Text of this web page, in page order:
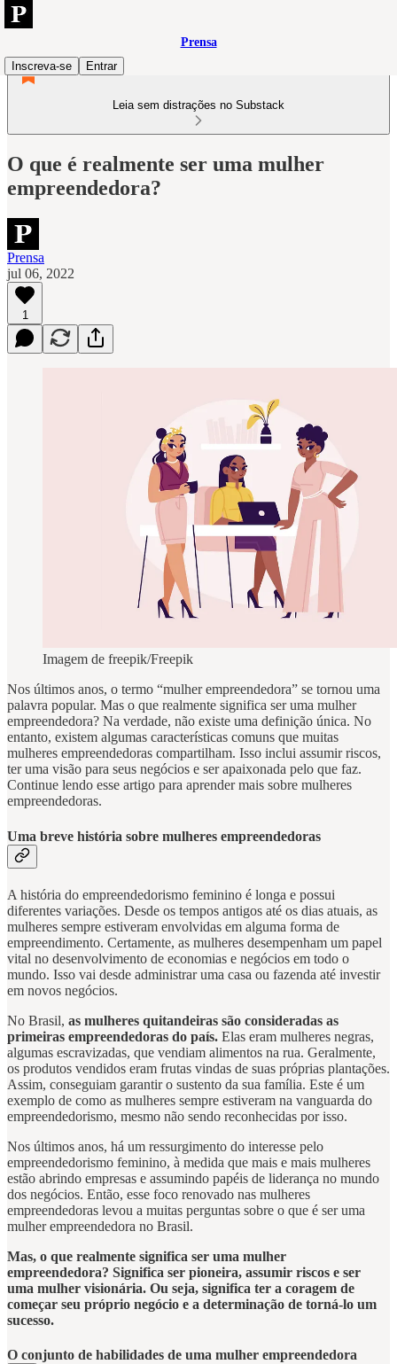
Prensa
Inscreva-se
Entrar
Leia sem distrações no Substack
O que é realmente ser uma mulher
empreendedora?
Prensa
jul 06, 2022
1
Imagem de freepik/Freepik
Nos últimos anos, o termo “mulher empreendedora” se tornou uma
palavra popular. Mas o que realmente significa ser uma mulher
empreendedora? Na verdade, não existe uma definição única. No
entanto, existem algumas características comuns que muitas
mulheres empreendedoras compartilham. Isso inclui assumir riscos,
ter uma visão para seus negócios e ser apaixonada pelo que faz.
Continue lendo esse artigo para aprender mais sobre mulheres
empreendedoras.
Uma breve história sobre mulheres empreendedoras
A história do empreendedorismo feminino é longa e possui
diferentes variações. Desde os tempos antigos até os dias atuais, as
mulheres sempre estiveram envolvidas em alguma forma de
empreendimento. Certamente, as mulheres desempenham um papel
vital no desenvolvimento de economias e negócios em todo o
mundo. Isso vai desde administrar uma casa ou fazenda até investir
em novos negócios.
No Brasil, as mulheres quitandeiras são consideradas as
primeiras empreendedoras do país. Elas eram mulheres negras,
algumas escravizadas, que vendiam alimentos na rua. Geralmente,
os produtos vendidos eram frutas vindas de suas próprias plantações.
Assim, conseguiam garantir o sustento da sua família. Este é um
exemplo de como as mulheres sempre estiveram na vanguarda do
empreendedorismo, mesmo não sendo reconhecidas por isso.
Nos últimos anos, há um ressurgimento do interesse pelo
empreendedorismo feminino, à medida que mais e mais mulheres
estão abrindo empresas e assumindo papéis de liderança no mundo
dos negócios. Então, esse foco renovado nas mulheres
empreendedoras levou a muitas perguntas sobre o que é ser uma
mulher empreendedora no Brasil.
Mas, o que realmente significa ser uma mulher
empreendedora? Significa ser pioneira, assumir riscos e ser
uma mulher visionária. Ou seja, significa ter a coragem de
começar seu próprio negócio e a determinação de torná-lo um
sucesso.
O conjunto de habilidades de uma mulher empreendedora